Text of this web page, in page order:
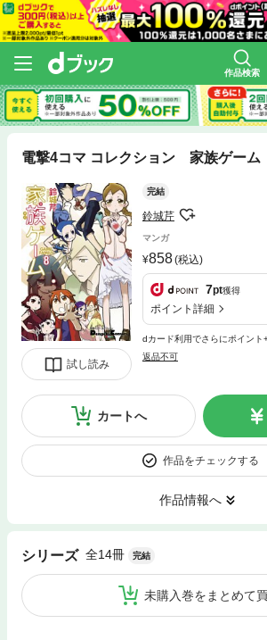
作品検索
電撃4コマ コレクション 家族ゲーム
試し読み
完結
鈴城芹
マンガ
858(税込)
7pt獲得
ポイント詳細
dカード利用でさらにポイント
返品不可
カートへ
作品をチェックする
作品情報へ
シリーズ 全14冊 完結
未購入巻をまとめて